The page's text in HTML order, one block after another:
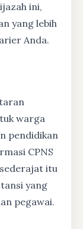
ini,
yang lebih
Anda.
warga
pendidikan
CPNS
sederajat itu
yang
pegawai.